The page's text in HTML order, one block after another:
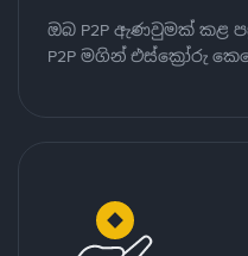
ඔබ P2P ඇණවුමක් කළ
P2P මගින් එස්ක්‍රෝරු